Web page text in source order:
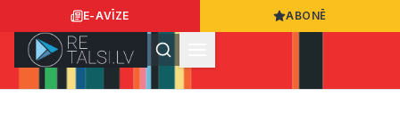
E-AVĪZE ABONĒ